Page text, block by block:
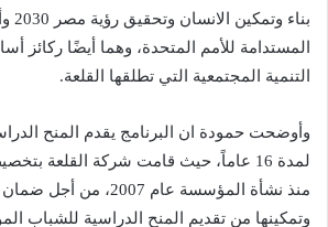
المستدامة للأمم المتحدة، وهما أيضًا ركائز
التنمية المجتمعية التي تطلقها القلعة.
وأوضحت حمودة ان البرنامج يقدم المنح
لمدة 16 عاماً، حيث قامت شركة القلعة
منذ نشأة المؤسسة عام
وتمكينها من تقديم المنح الدراسية للشباب